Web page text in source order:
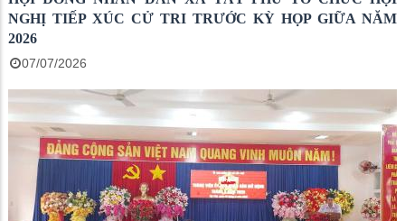
NGHỊ TIẾP XÚC CỬ TRI TRƯỚC KỲ HỌP GIỮA NĂM
2026
07/07/2026